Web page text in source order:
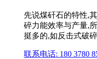
先说煤矸石的特性,
碎力能效率与产量,
挺多的,如反击式破
联系电话: 180 3780